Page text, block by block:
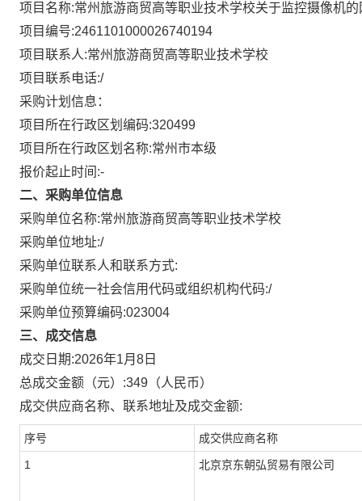
项目名称:常州旅游商贸高等职业技术学校关于监控摄像机
项目编号:2461101000026740194
项目联系人:常州旅游商贸高等职业技术学校
项目联系电话:/
采购计划信息：
项目所在行政区划编码:320499
项目所在行政区划名称:常州市本级
报价起止时间:-
二、采购单位信息
采购单位名称:常州旅游商贸高等职业技术学校
采购单位地址:/
采购单位联系人和联系方式:
采购单位统一社会信用代码或组织机构代码:/
采购单位预算编码:023004
三、成交信息
成交日期:2026年1月8日
总成交金额（元）:349 （人民币）
成交供应商名称、联系地址及成交金额:
序号 成交供应商名称
1 北京京东朝弘贸易有限公司